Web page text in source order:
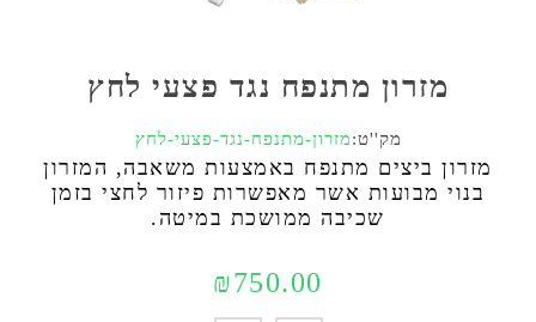
מזרון מתנפח נגד פצעי לחץ
מק''ט:מזרון-מתנפח-נגד-פצעי-לחץ
מזרון ביצים מתנפח באמצעות משאבה, המזרון
בנוי מבועות אשר מאפשרות פיזור לחצי בזמן
שכיבה ממושכת במיטה.
₪750.00